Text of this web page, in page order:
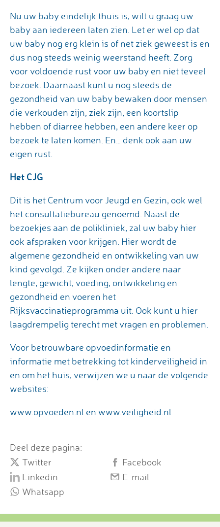
Nu uw baby eindelijk thuis is, wilt u graag uw
baby aan iedereen laten zien. Let er wel op dat
uw baby nog erg klein is of net ziek geweest is en
dus nog steeds weinig weerstand heeft. Zorg
voor voldoende rust voor uw baby en niet teveel
bezoek. Daarnaast kunt u nog steeds de
gezondheid van uw baby bewaken door mensen
die verkouden zijn, ziek zijn, een koortslip
hebben of diarree hebben, een andere keer op
bezoek te laten komen. En… denk ook aan uw
eigen rust.
Het CJG
Dit is het Centrum voor Jeugd en Gezin, ook wel
het consultatiebureau genoemd. Naast de
bezoekjes aan de polikliniek, zal uw baby hier
ook afspraken voor krijgen. Hier wordt de
algemene gezondheid en ontwikkeling van uw
kind gevolgd. Ze kijken onder andere naar
lengte, gewicht, voeding, ontwikkeling en
gezondheid en voeren het
Rijksvaccinatieprogramma uit. Ook kunt u hier
laagdrempelig terecht met vragen en problemen.
Voor betrouwbare opvoedinformatie en
informatie met betrekking tot kinderveiligheid in
en om het huis, verwijzen we u naar de volgende
websites:
www.opvoeden.nl en www.veiligheid.nl
Deel deze pagina:
Twitter
Facebook
Linkedin
E-mail
Whatsapp